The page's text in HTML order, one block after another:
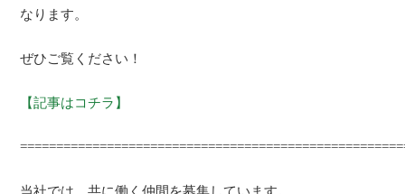
なります。
ぜひご覧ください！
【記事はコチラ】
当社では、共に働く仲間を募集しています。